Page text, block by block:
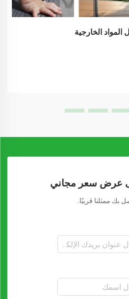
عرض سعر مجاني
بك ممثلنا قريبًا.